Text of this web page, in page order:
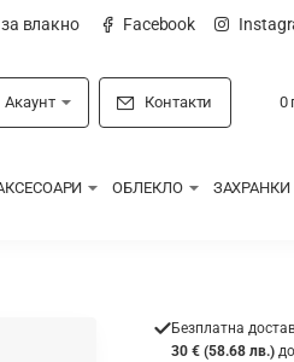
влакно Facebook
Акаунт Контакти 0
ОБЛЕКЛО ЗАХРАНКИ
Безплатна
30 € (58.68 лв.)